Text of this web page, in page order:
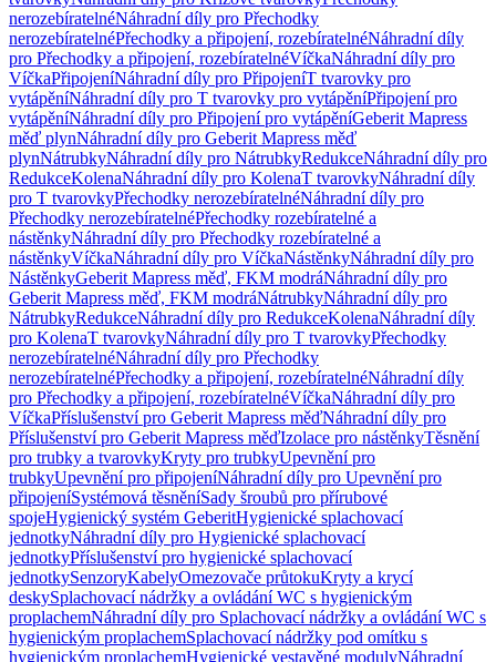
nerozebíratelnéNáhradní díly pro Přechodky
nerozebíratelnéPřechodky a připojení, rozebíratelnéNáhradní díly
pro Přechodky a připojení, rozebíratelnéVíčkaNáhradní díly pro
VíčkaPřipojeníNáhradní díly pro PřipojeníT tvarovky pro
vytápěníNáhradní díly pro T tvarovky pro vytápěníPřipojení pro
vytápěníNáhradní díly pro Připojení pro vytápěníGeberit Mapress
měď plynNáhradní díly pro Geberit Mapress měď
plynNátrubkyNáhradní díly pro NátrubkyRedukceNáhradní díly pro
RedukceKolenaNáhradní díly pro KolenaT tvarovkyNáhradní díly
pro T tvarovkyPřechodky nerozebíratelnéNáhradní díly pro
Přechodky nerozebíratelnéPřechodky rozebíratelné a
nástěnkyNáhradní díly pro Přechodky rozebíratelné a
nástěnkyVíčkaNáhradní díly pro VíčkaNástěnkyNáhradní díly pro
NástěnkyGeberit Mapress měď, FKM modráNáhradní díly pro
Geberit Mapress měď, FKM modráNátrubkyNáhradní díly pro
NátrubkyRedukceNáhradní díly pro RedukceKolenaNáhradní díly
pro KolenaT tvarovkyNáhradní díly pro T tvarovkyPřechodky
nerozebíratelnéNáhradní díly pro Přechodky
nerozebíratelnéPřechodky a připojení, rozebíratelnéNáhradní díly
pro Přechodky a připojení, rozebíratelnéVíčkaNáhradní díly pro
VíčkaPříslušenství pro Geberit Mapress měďNáhradní díly pro
Příslušenství pro Geberit Mapress měďIzolace pro nástěnkyTěsnění
pro trubky a tvarovkyKryty pro trubkyUpevnění pro
trubkyUpevnění pro připojeníNáhradní díly pro Upevnění pro
připojeníSystémová těsněníSady šroubů pro přírubové
spojeHygienický systém GeberitHygienické splachovací
jednotkyNáhradní díly pro Hygienické splachovací
jednotkyPříslušenství pro hygienické splachovací
jednotkySenzoryKabelyOmezovače průtokuKryty a krycí
deskySplachovací nádržky a ovládání WC s hygienickým
proplachemNáhradní díly pro Splachovací nádržky a ovládání WC s
hygienickým proplachemSplachovací nádržky pod omítku s
hygienickým proplachemHygienické vestavěné modulyNáhradní